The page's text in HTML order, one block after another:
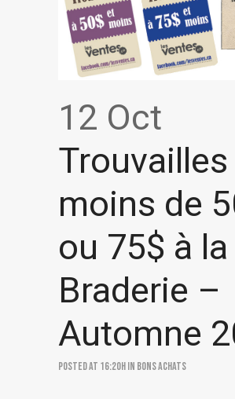
12 Oct
Trouvailles
moins de
ou 75$ à la
Braderie –
Automne
Posted at 16:20hin Bons achats